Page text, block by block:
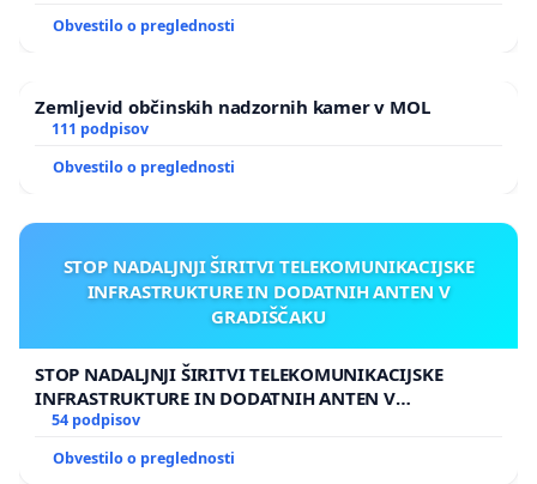
Obvestilo o preglednosti
Zemljevid občinskih nadzornih kamer v MOL
111 podpisov
Obvestilo o preglednosti
STOP NADALJNJI ŠIRITVI TELEKOMUNIKACIJSKE
INFRASTRUKTURE IN DODATNIH ANTEN V
GRADIŠČAKU
STOP NADALJNJI ŠIRITVI TELEKOMUNIKACIJSKE
INFRASTRUKTURE IN DODATNIH ANTEN V
GRADIŠČAKU
54 podpisov
Obvestilo o preglednosti